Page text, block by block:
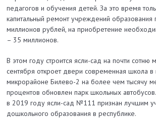
педагогов и обучения детей. За это время
капитальный ремонт учреждений
миллионов рублей, на приобретение
– 35 миллионов.
В этом году строится ясли-сад на почти сотню
сентября откроет двери современная школа в
микрорайоне Билево-2 на более чем тысячу
процентов обновлен парк школьных
в 2019 году ясли-сад №111 признан лучшим
дошкольного образования в республике.